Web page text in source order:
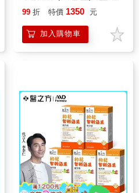
99 折 特價 1350 元
加入購物車